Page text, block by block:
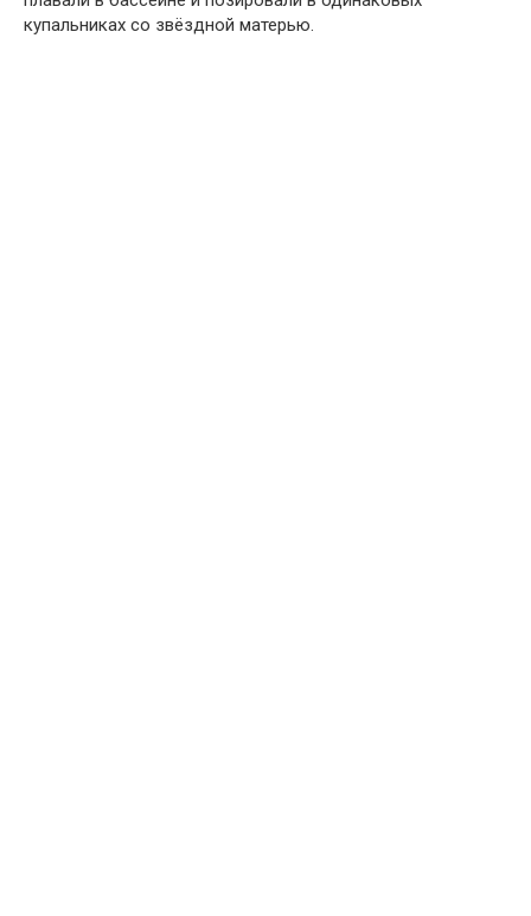
купальниках со звёздной матерью.